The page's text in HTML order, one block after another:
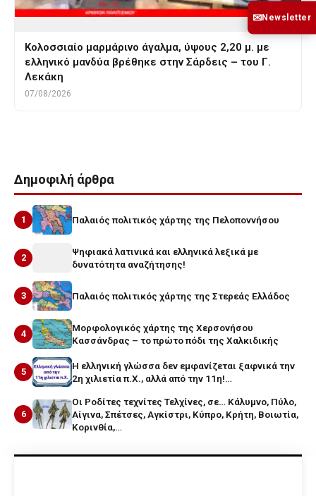
Κολοσσιαίο μαρμάρινο άγαλμα, ύψους 2,20 μ. με
ελληνικό μανδύα βρέθηκε στην Σάρδεις – του Γ.
Λεκάκη
07/08/2026
Δημοφιλή άρθρα
1 Παλαιός πολιτικός χάρτης της Πελοποννήσου
2
Ψηφιακά λατινικά και ελληνικά λεξικά με
δυνατότητα αναζήτησης!
3 Παλαιός πολιτικός χάρτης της Στερεάς Ελλάδος
4
Μορφολογικός χάρτης της Χερσονήσου
Κασσάνδρας – το πρώτο πόδι της Χαλκιδικής
5
Η ελληνική γλώσσα δεν εμφανίζεται ξαφνικά την
2η χιλιετία π.Χ., αλλά από την 11η!…
6
Οι Ροδίτες τεχνίτες Τελχίνες, σε… Κάλυμνο, Πύλο,
Αίγινα, Σπέτσες, Αγκίστρι, Κύπρο, Κρήτη, Βοιωτία,
Κορινθία,…
✉Newsletter